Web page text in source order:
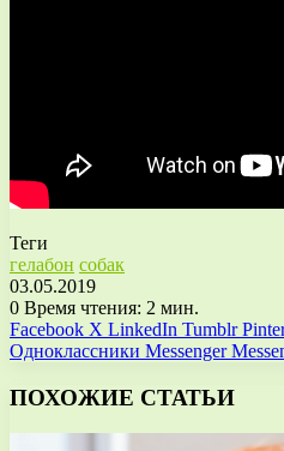
Теги
гелабон собак
03.05.2019
0 Время чтения: 2 мин.
Facebook X LinkedIn Tumblr
Одноклассники Messenger
ПОХОЖИЕ СТАТЬИ